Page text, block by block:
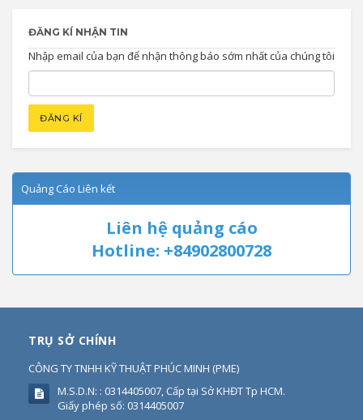
ĐĂNG KÍ NHẬN TIN
Nhập email của bạn để nhận thông báo sớm nhất của chúng tôi
Quảng Cáo Liên kết
Liên hệ quảng cáo
Hotline: +84902800728
TRỤ SỞ CHÍNH
CÔNG TY TNHH KỸ THUẬT PHÚC MINH (PME)
M.S.D.N: : 0314405007, Cấp tại Sở KHĐT Tp HCM.
Giấy phép số: 0314405007